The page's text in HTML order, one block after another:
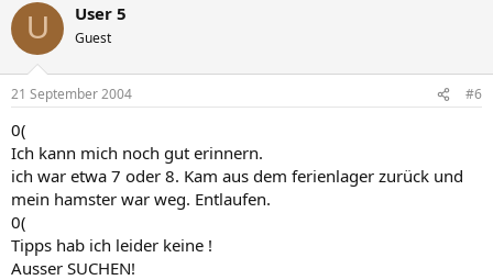
U User 5
Guest
21 September 2004 #6
0(
Ich kann mich noch gut erinnern.
ich war etwa 7 oder 8. Kam aus dem ferienlager zurück und
mein hamster war weg. Entlaufen.
0(
Tipps hab ich leider keine !
Ausser SUCHEN!